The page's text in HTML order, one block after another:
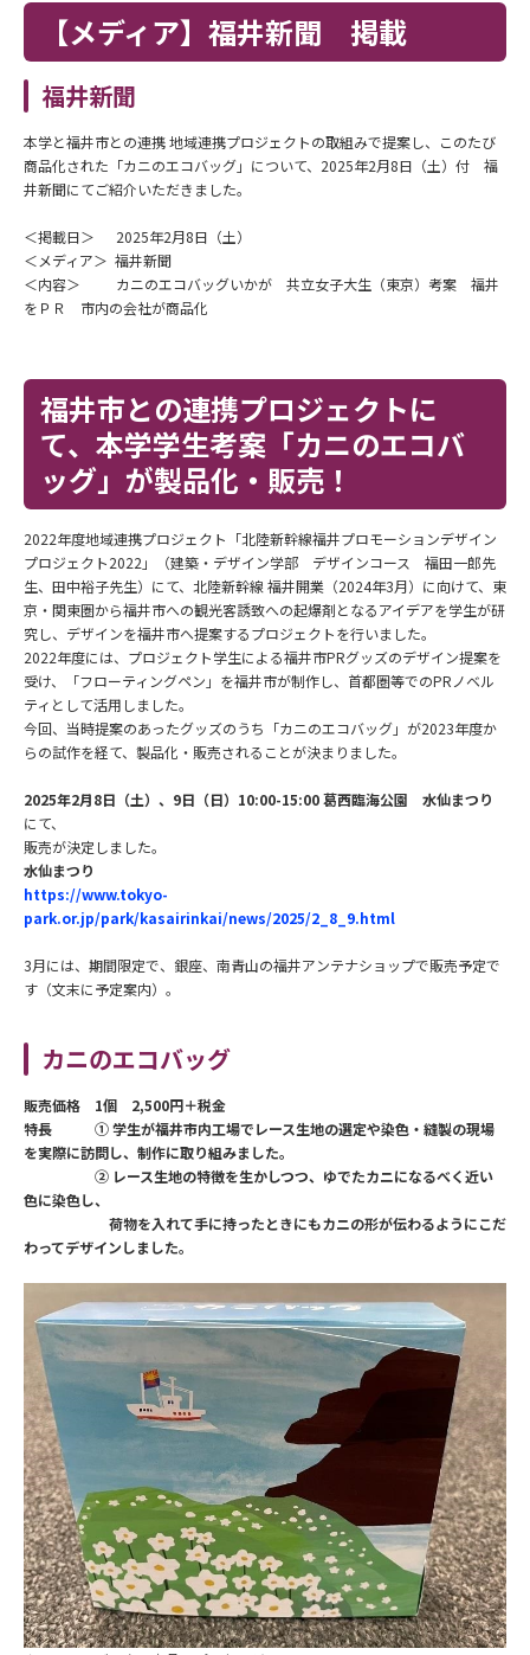
【メディア】福井新聞 掲載
福井新聞
本学と福井市との連携 地域連携プロジェクトの取組みで提案し、このたび
商品化された「カニのエコバッグ」について、2025年2月8日（土）付 福
井新聞にてご紹介いただきました。
＜掲載日＞ 2025年2月8日（土）
＜メディア＞ 福井新聞
＜内容＞ カニのエコバッグいかが 共立女子大生（東京）考案 福井
をＰＲ 市内の会社が商品化
福井市との連携プロジェクトに
て、本学学生考案「カニのエコバ
ッグ」が製品化・販売 ！
2022年度地域連携プロジェクト「北陸新幹線福井プロモーションデザイン
プロジェクト2022」（建築・デザイン学部 デザインコース 福田一郎先
生、田中裕子先生）にて、北陸新幹線 福井開業（2024年3月）に向けて、東
京・関東圏から福井市への観光客誘致への起爆剤となるアイデアを学生が研
究し、デザインを福井市へ提案するプロジェクトを行いました。
2022年度には、プロジェクト学生による福井市PRグッズのデザイン提案を
受け、「フローティングペン」を福井市が制作し、首都圏等でのPRノベル
ティとして活用しました。
今回、当時提案のあったグッズのうち「カニのエコバッグ」が2023年度か
らの試作を経て、製品化・販売されることが決まりました。
2025年2月8日（土）、9日（日）10:00-15:00 葛西臨海公園 水仙まつり
にて、
販売が決定しました。
水仙まつり
https://www.tokyo-
park.or.jp/park/kasairinkai/news/2025/2_8_9.html
3月には、期間限定で、銀座、南青山の福井アンテナショップで販売予定で
す（文末に予定案内）。
カニのエコバッグ
販売価格 1個 2,500円＋税金
特長 ① 学生が福井市内工場でレース生地の選定や染色・縫製の現場
を実際に訪問し、制作に取り組みました。
② レース生地の特徴を生かしつつ、ゆでたカニになるべく近い
色に染色し、
荷物を入れて手に持ったときにもカニの形が伝わるようにこだ
わってデザインしました。